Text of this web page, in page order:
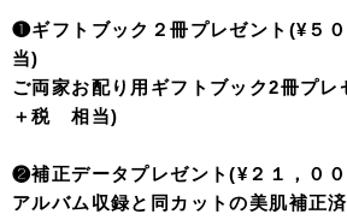
❶ギフトブック２冊プレゼント(¥５
当)
ご両家お配り用ギフトブック2冊プレ
＋税 相当)
❷補正データ プレゼント(¥２１，０
アルバム収録と同カットの美肌補正